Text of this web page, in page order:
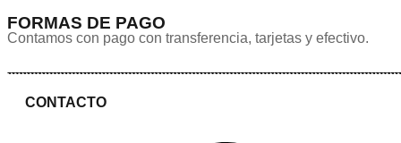
FORMAS DE PAGO
Contamos con pago con transferencia, tarjetas y efectivo.
CONTACTO